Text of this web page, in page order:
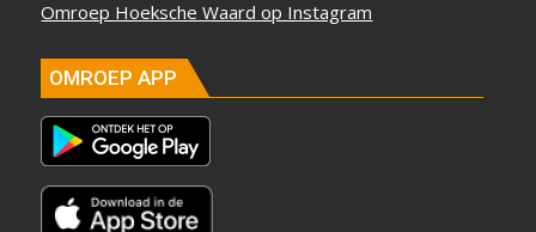
Omroep Hoeksche Waard op Instagram
OMROEP APP